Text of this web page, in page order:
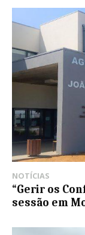
NOTÍCIAS
“Gerir os
sessão em